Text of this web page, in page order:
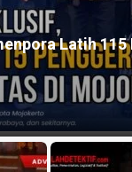
Baru 37,9
dan